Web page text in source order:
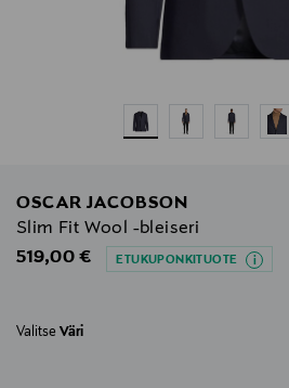
OSCAR JACOBSON
Slim Fit Wool -bleiseri
Original Price
519,00 € ETUKUPONKITUOTE
Valitse Väri